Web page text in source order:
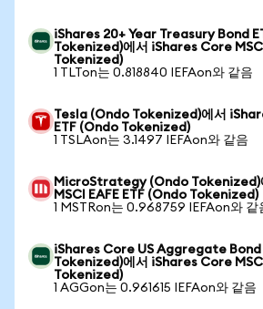
iShares 20+ Year Treasury Bond
Tokenized)에서 iShares Core
Tokenized)
1 TLTon는 0.818840 IEFAon와 같음
Tesla (Ondo Tokenized)에서
ETF (Ondo Tokenized)
1 TSLAon는 3.1497 IEFAon와 같음
MicroStrategy (Ondo Tokenized)
MSCI EAFE ETF (Ondo Tokenized)
1 MSTRon는 0.968759 IEFAon와 같
iShares Core US Aggregate Bond
Tokenized)에서 iShares Core
Tokenized)
1 AGGon는 0.961615 IEFAon와 같음